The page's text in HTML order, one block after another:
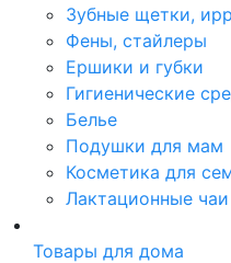
Зубные щетки,
Фены, стайлеры
Ершики и губки
Гигиенические
Белье
Подушки для мам
Косметика для
Лактационные чаи
Товары для дома